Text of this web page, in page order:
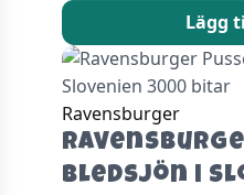
Lägg
Ravensburger
Bledsjön i